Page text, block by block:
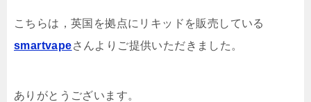
こちらは，英国を拠点にリキッドを販売している
smartvapeさんよりご提供いただきました。
ありがとうございます。